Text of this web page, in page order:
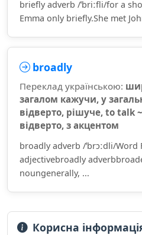
briefly adverb /ˈbriːfli/for a
Emma only briefly.She met
broadly
Переклад українською:
загалом кажучи, у
відверто, рішуче, to talk
відверто, з акцентом
broadly adverb /ˈbrɔːdli/Word
adjectivebroadly
noungenerally, ...
Корисна